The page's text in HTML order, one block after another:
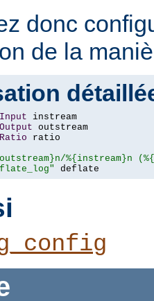
donc
de la
Input
Output
Ratio ratio
%{instream}n
deflate